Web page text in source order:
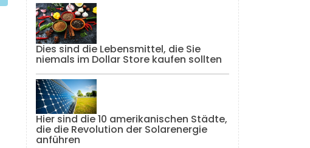
Dies sind die Lebensmittel, die Sie
niemals im Dollar Store kaufen sollten
Hier sind die 10 amerikanischen Städte,
die die Revolution der Solarenergie
anführen